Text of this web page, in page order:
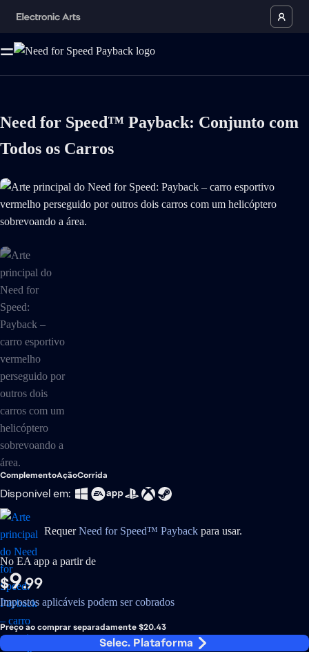
Need for Speed™ Payback: Conjunto com
Todos os Carros
Arte principal do Need for Speed: Payback – carro esportivo
ComplementoAçãoCorrida
Disponível em:
RequerNeed for Speed™ Payback para usar.
No EA app a partir de
$9.99
Impostos aplicáveis podem ser cobrados
Preço ao comprar separadamente $20.43
Selec. Plataforma